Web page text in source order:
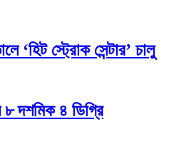
‘হিট স্ট্রোক সেন্টার’ চালু
৮ দশমিক ৪ ডিগ্রি